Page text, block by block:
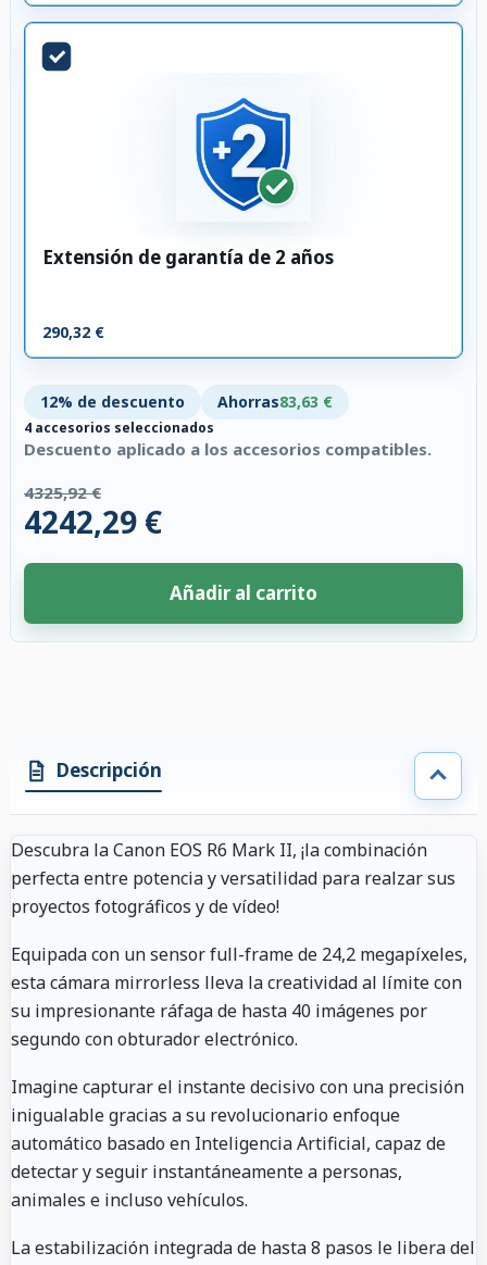
Extensión de garantía de 2 años
290,32 €
12% de descuento Ahorras83,63 €
4 accesorios seleccionados
Descuento aplicado a los accesorios compatibles.
4325,92 €
4242,29 €
Añadir al carrito
Descripción
Descubra la Canon EOS R6 Mark II, ¡la combinación
perfecta entre potencia y versatilidad para realzar sus
proyectos fotográficos y de vídeo!
Equipada con un sensor full-frame de 24,2 megapíxeles,
esta cámara mirrorless lleva la creatividad al límite con
su impresionante ráfaga de hasta 40 imágenes por
segundo con obturador electrónico.
Imagine capturar el instante decisivo con una precisión
inigualable gracias a su revolucionario enfoque
automático basado en Inteligencia Artificial, capaz de
detectar y seguir instantáneamente a personas,
animales e incluso vehículos.
La estabilización integrada de hasta 8 pasos le libera del